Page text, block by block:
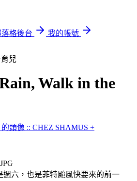
格後台
我的帳號
兒
Walk in the
:: CHEZ SHAMUS +
週六，也是菲特颱風快要來的前一